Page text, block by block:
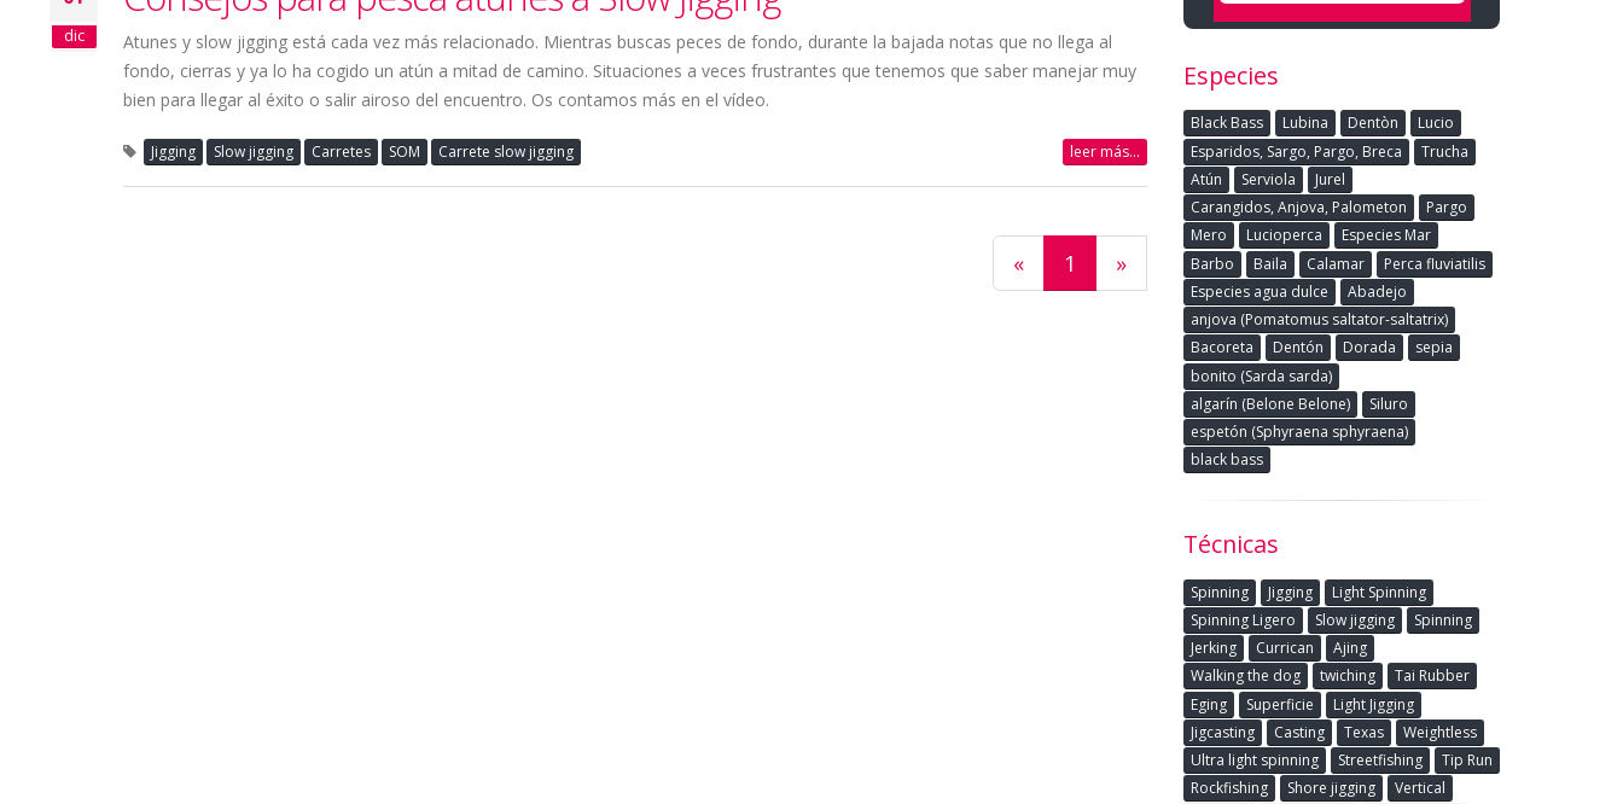
dic
Atunes y slow jigging está cada vez más relacionado. Mientras buscas peces de fondo, durante la bajada notas que no llega al
fondo, cierras y ya lo ha cogido un atún a mitad de camino. Situaciones a veces frustrantes que tenemos que saber manejar muy
bien para llegar al éxito o salir airoso del encuentro. Os contamos más en el vídeo.
Jigging Slow jigging Carretes SOM Carrete slow jigging leer más...
« 1 »
Especies
Black Bass Lubina Dentòn
Lucio
Esparidos, Sargo, Pargo, Breca
Trucha
Atún
Serviola
Jurel
Carangidos, Anjova, Palometon
Pargo
Mero
Lucioperca
Especies Mar
Barbo
Baila Calamar
Perca fluviatilis
Especies agua dulce
Abadejo
anjova (Pomatomus saltator-saltatrix)
Bacoreta
Dentón Dorada
sepia
bonito (Sarda sarda)
algarín (Belone Belone)
Siluro
espetón (Sphyraena sphyraena)
black bass
Técnicas
Spinning Jigging
Light Spinning
Spinning Ligero
Slow jigging
Spinning
Jerking
Currican
Ajing
Walking the dog
twiching
Tai Rubber
Eging
Superficie
Light Jigging
Jigcasting
Casting Texas
Weightless
Ultra light spinning
Streetfishing
Tip Run
Rockfishing
Shore jigging
Vertical